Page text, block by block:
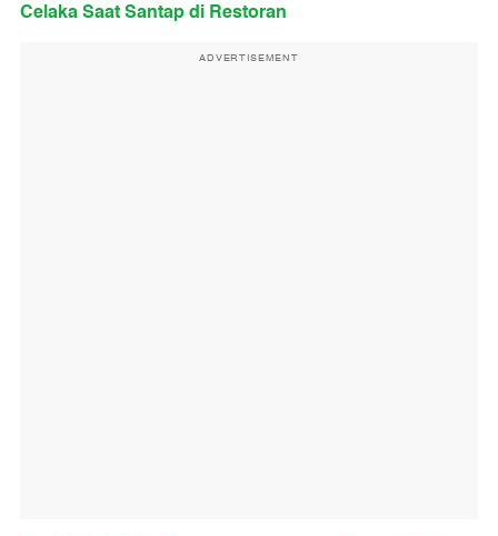
Celaka Saat Santap di Restoran
ADVERTISEMENT